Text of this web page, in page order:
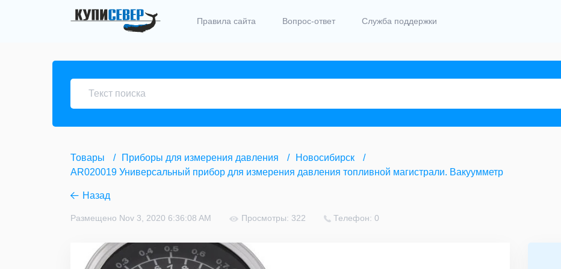
Правила сайта Вопрос-ответ Служба поддержки
Товары Приборы для измерения давления
Новосибирск
AR020019 Универсальный прибор для измерения давления топливной магистрали. Вакуумметр
Назад
Размещено Nov 3, 2020 6:36:08 AM Просмотры: 322 Телефон: 0